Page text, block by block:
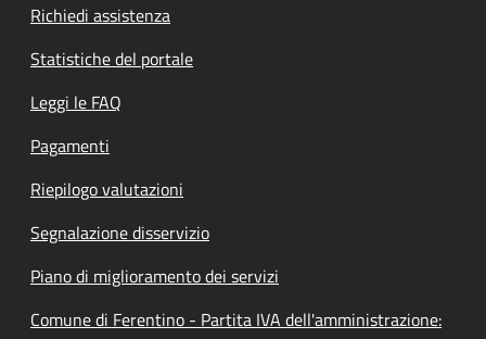
Richiedi assistenza
Statistiche del portale
Leggi le FAQ
Pagamenti
Riepilogo valutazioni
Segnalazione disservizio
Piano di miglioramento dei servizi
Comune di Ferentino - Partita IVA dell'amministrazione: